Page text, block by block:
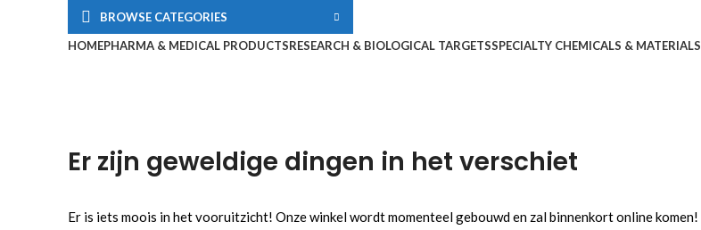
BROWSE CATEGORIES
HOMEPHARMA & MEDICAL PRODUCTSRESEARCH & BIOLOGICAL TARGETSSPECIALTY CHEMICALS & MATERIALS
Er zijn geweldige dingen in het verschiet
Er is iets moois in het vooruitzicht! Onze winkel wordt momenteel gebouwd en zal binnenkort online komen!